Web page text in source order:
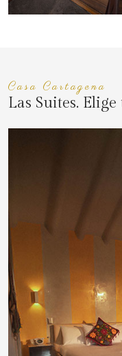
Casa Cartagena
Las Suites.